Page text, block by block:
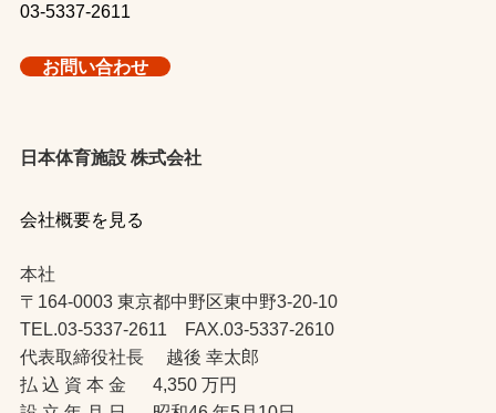
03-5337-2611
お問い合わせ
日本体育施設 株式会社
会社概要を見る
本社
〒164-0003 東京都中野区東中野3-20-10
TEL.03-5337-2611 FAX.03-5337-2610
代表取締役社長 越後 幸太郎
払 込 資 本 金 4,350 万円